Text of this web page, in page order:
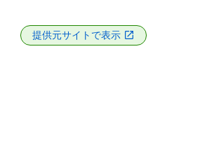
提供元サイトで表示